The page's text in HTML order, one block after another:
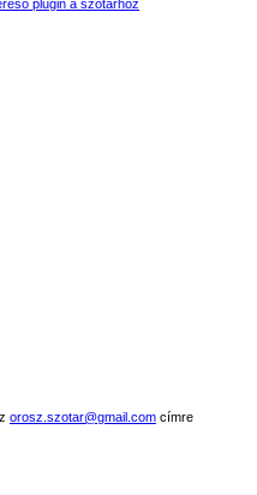
plugin a szótárhoz
orosz.szotar@gmail.com címre